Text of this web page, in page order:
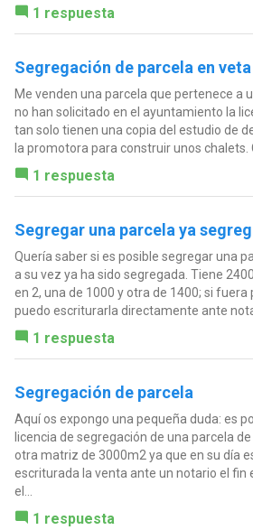
1 respuesta
Segregación de parcela en veta
Me venden una parcela que pertenece a
no han solicitado en el ayuntamiento la
tan solo tienen una copia del estudio de
la promotora para construir unos chalets.
1 respuesta
Segregar una parcela ya
Quería saber si es posible segregar una
a su vez ya ha sido segregada. Tiene
en 2, una de 1000 y otra de 1400; si fuera
puedo escriturarla directamente ante
1 respuesta
Segregación de parcela
Aquí os expongo una pequeña duda: es
licencia de segregación de una parcela
otra matriz de 3000m2 ya que en su día
escriturada la venta ante un notario el fin
el...
1 respuesta